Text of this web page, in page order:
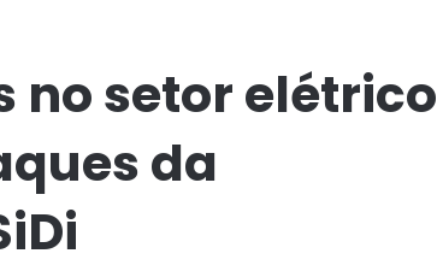
no setor elétrico
da